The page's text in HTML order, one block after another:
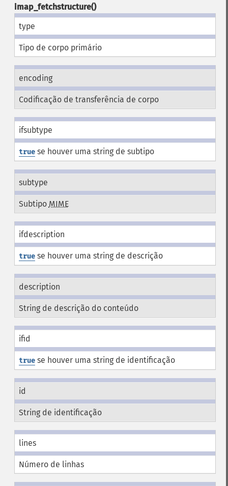
imap_fetchstructure()
type
Tipo de corpo primário
encoding
Codificação de transferência de corpo
ifsubtype
truese houver uma string de subtipo
subtype
Subtipo MIME
ifdescription
truese houver uma string de descrição
description
String de descrição do conteúdo
ifid
truese houver uma string de identificação
id
String de identificação
lines
Número de linhas